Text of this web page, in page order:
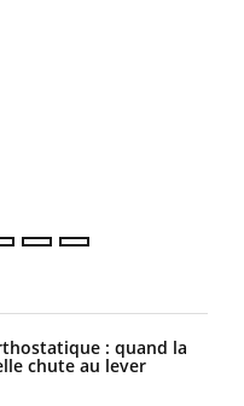
: quand la
chute au lever